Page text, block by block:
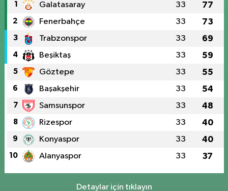
1 Galatasaray 33 77
2 Fenerbahçe 33 73
3 Trabzonspor 33 69
4 Beşiktaş 33 59
5 Göztepe 33 55
6 Başakşehir 33 54
7 Samsunspor 33 48
8 Rizespor 33 40
9 Konyaspor 33 40
10 Alanyaspor 33 37
Detaylar için tıklayın